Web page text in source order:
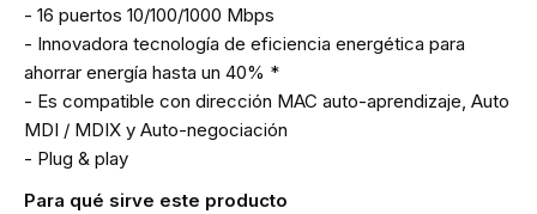
- 16 puertos 10/100/1000 Mbps
- Innovadora tecnología de eficiencia energética para
ahorrar energía hasta un 40% *
- Es compatible con dirección MAC auto-aprendizaje, Auto
MDI / MDIX y Auto-negociación
- Plug & play
Para qué sirve este producto